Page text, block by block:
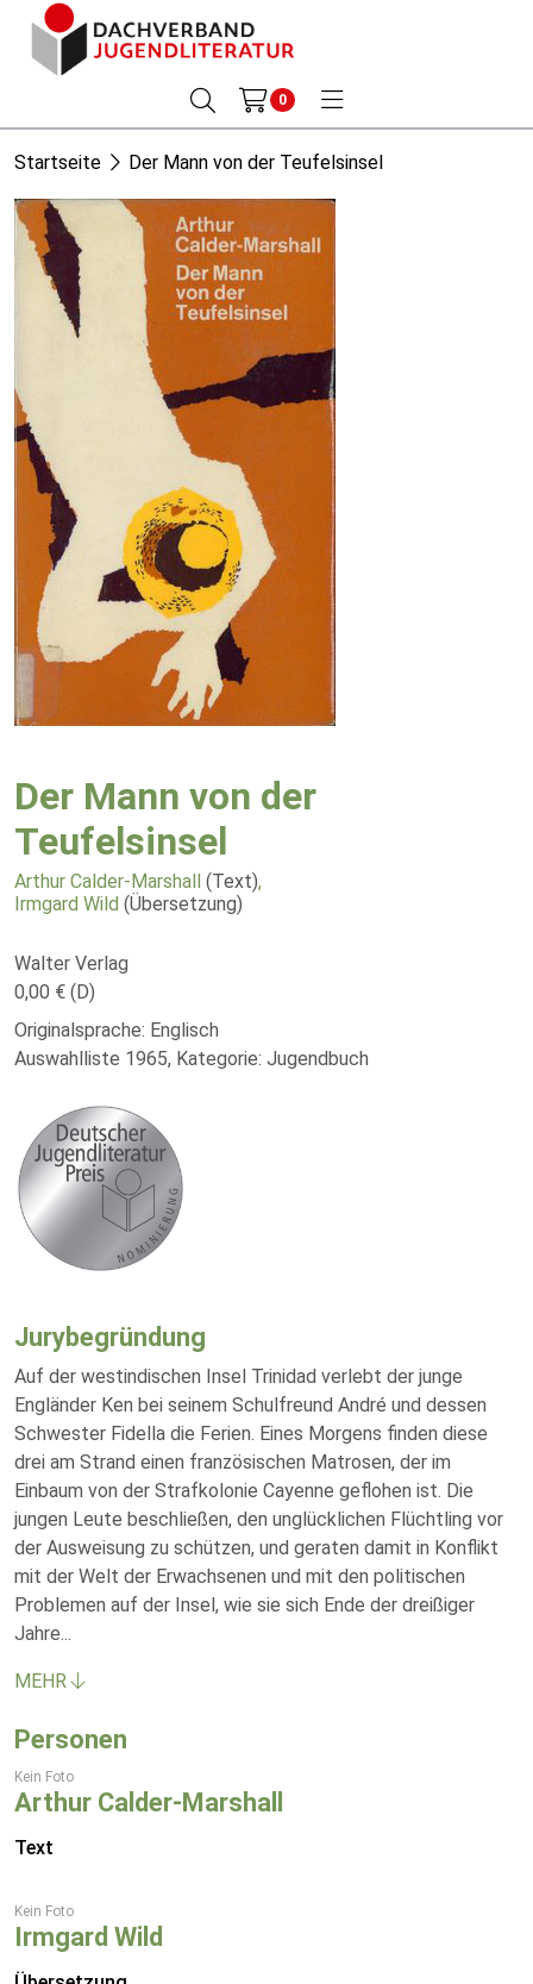
0
Startseite Der Mann von der Teufelsinsel
Der Mann von der
Teufelsinsel
Arthur Calder-Marshall (Text),
Irmgard Wild (Übersetzung)
Walter Verlag
0,00 € (D)
Originalsprache: Englisch
Auswahlliste 1965, Kategorie: Jugendbuch
Jurybegründung
Auf der westindischen Insel Trinidad verlebt der junge
Engländer Ken bei seinem Schulfreund André und dessen
Schwester Fidella die Ferien. Eines Morgens finden diese
drei am Strand einen französischen Matrosen, der im
Einbaum von der Strafkolonie Cayenne geflohen ist. Die
jungen Leute beschließen, den unglücklichen Flüchtling vor
der Ausweisung zu schützen, und geraten damit in Konflikt
mit der Welt der Erwachsenen und mit den politischen
Problemen auf der Insel, wie sie sich Ende der dreißiger
Jahre...
MEHR
Personen
Kein Foto
Arthur Calder-Marshall
Text
Kein Foto
Irmgard Wild